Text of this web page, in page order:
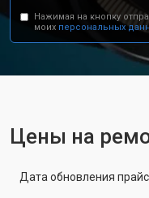
Нажимая на кнопку
моих персональных
Цены на
Дата обновления